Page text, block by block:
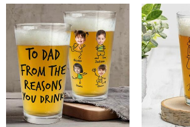
更してください。原因②通信状態などによ
れている。解決策：数時間たっても届かな
りするメールも遅れる可能性がありますの
レスからお名前とご住所を記載したメール
service@drawelry.jp へ送信してください
レスの入力に誤りがある。解決策：お名前
メールを service@drawelry.jp へ送信して
コンビニ前払いのお支払い期限はご注文
す。
支払い情報は保護されますか？
お支払い情報は高度なセキュリティで保護
客様のお支払い情報は当社のサーバーに一
Paypal又はクレジットカート発行会社によ
個人情報は保護されますか？
当社では、個人情報保護を目的としたコン
り、プライバシーポリシーを定めています
安全にご利用いただけるよう最善の注意を
重に取り扱っています。 詳細は
プライバ
確認ください